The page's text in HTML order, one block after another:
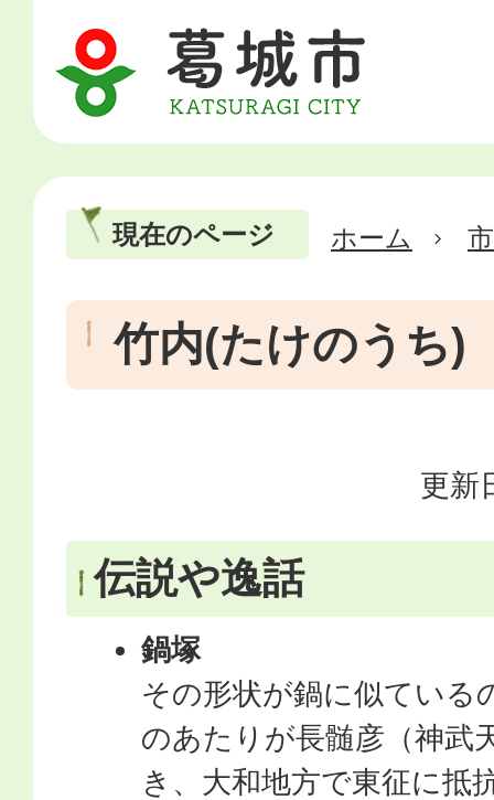
現在のページ ホーム
竹内(たけのうち)
更新
伝説や逸話
鍋塚
その形状が鍋に似ている
のあたりが長髄彦（神武
き、大和地方で東征に抵